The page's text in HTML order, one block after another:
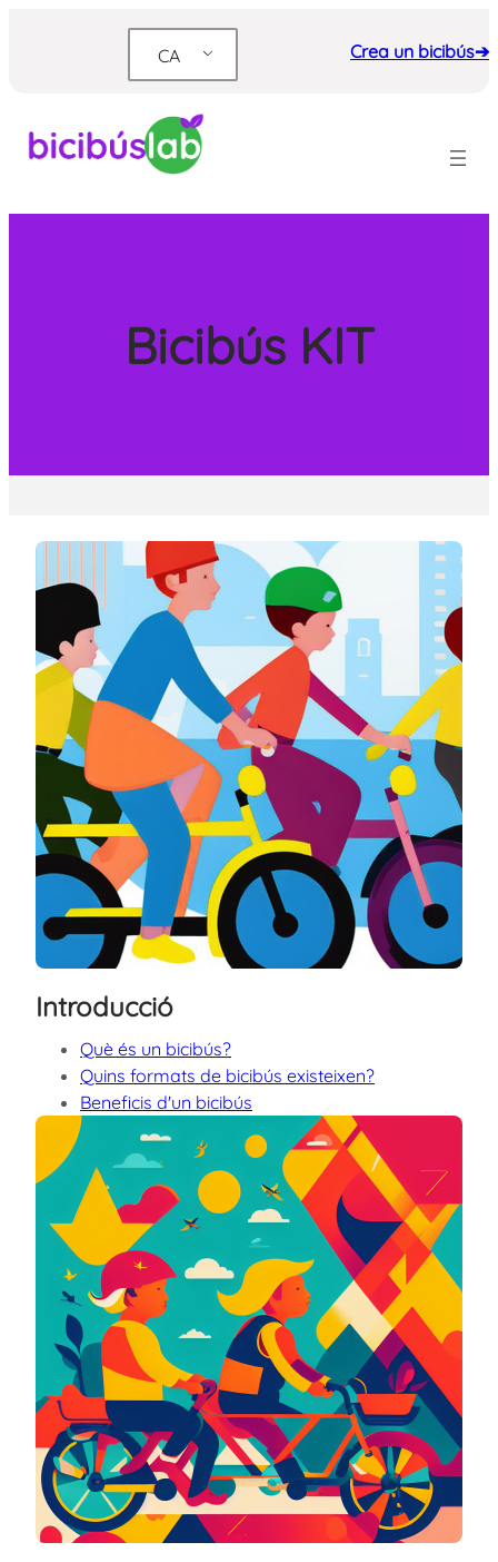
CA Crea un bicibús➔
Bicibús KIT
Introducció
Què és un bicibús?
Quins formats de bicibús existeixen?
Beneficis d'un bicibús